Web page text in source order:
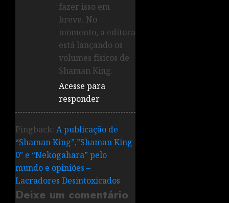
fazer isso em
breve. No
momento, a editora
está lançando os
volumes físicos de
Shaman King.
Acesse para
responder
Pingback: A publicação de
“Shaman King”,”Shaman King
0″ e “Nekogahara” pelo
mundo e opiniões –
Lacradores Desintoxicados
Deixe um comentário